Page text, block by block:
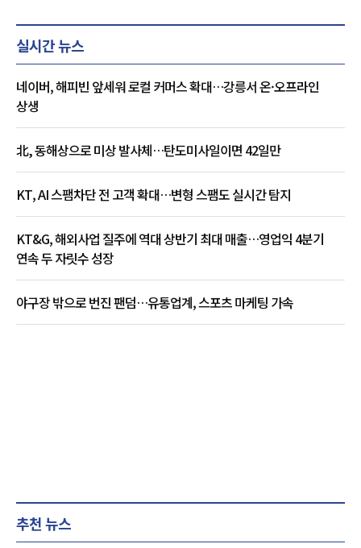
실시간 뉴스
네이버, 해피빈 앞세워 로컬 커머스 확대…강릉서 온·오프라인
상생
北, 동해상으로 미상 발사체…탄도미사일이면 42일만
KT, AI 스팸차단 전 고객 확대…변형 스팸도 실시간 탐지
KT&G, 해외사업 질주에 역대 상반기 최대 매출…영업익 4분기
연속 두 자릿수 성장
야구장 밖으로 번진 팬덤…유통업계, 스포츠 마케팅 가속
추천 뉴스